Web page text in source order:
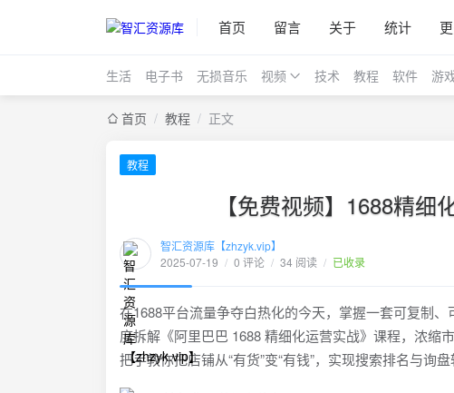
首页 留言 关于 统计
生活 电子书 无损音乐 视频 技术 教程 软件 游
首页 / 教程 / 正文
教程
【免费视频】1688精
智汇资源库【zhzyk.vip】
2025-07-19 / 0 评论 / 34 阅读 / 已收录
在1688平台流量争夺白热化的今天，掌握一套可复制
度拆解《阿里巴巴 1688 精细化运营实战》课程，浓缩
把手教你把店铺从“有货”变“有钱”，实现搜索排名与询盘